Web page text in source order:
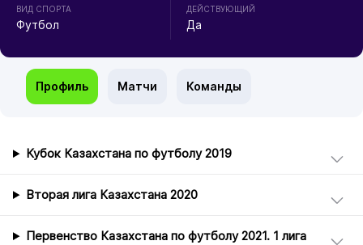
ВИД СПОРТА
Футбол
ДЕЙСТВУЮЩИЙ
Да
Профиль Матчи Команды
Кубок Казахстана по футболу 2019
Вторая лига Казахстана 2020
Первенство Казахстана по футболу 2021. 1 лига